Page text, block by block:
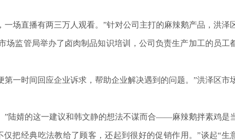
场直播有两三万人观看。”针对公司主打的麻辣鹅产品，洪泽
场监管局举办了卤肉制品知识培训，公司负责生产加工的员工
一时间回应企业诉求，帮助企业解决遇到的问题。”洪泽区市
陆婧的这一建议和韩文静的想法不谋而合——麻辣鹅拌素鸡是
把经典吃法教给了顾客，还起到很好的促销作用。”谈起“生